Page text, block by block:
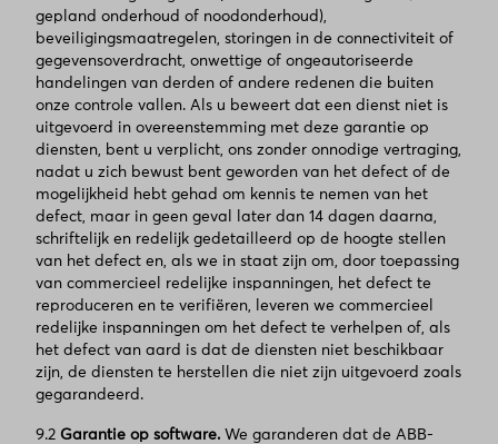
gepland onderhoud of noodonderhoud),
beveiligingsmaatregelen, storingen in de connectiviteit of
gegevensoverdracht, onwettige of ongeautoriseerde
handelingen van derden of andere redenen die buiten
onze controle vallen. Als u beweert dat een dienst niet is
uitgevoerd in overeenstemming met deze garantie op
diensten, bent u verplicht, ons zonder onnodige vertraging,
nadat u zich bewust bent geworden van het defect of de
mogelijkheid hebt gehad om kennis te nemen van het
defect, maar in geen geval later dan 14 dagen daarna,
schriftelijk en redelijk gedetailleerd op de hoogte stellen
van het defect en, als we in staat zijn om, door toepassing
van commercieel redelijke inspanningen, het defect te
reproduceren en te verifiëren, leveren we commercieel
redelijke inspanningen om het defect te verhelpen of, als
het defect van aard is dat de diensten niet beschikbaar
zijn, de diensten te herstellen die niet zijn uitgevoerd zoals
gegarandeerd.
9.2 Garantie op software. We garanderen dat de ABB-